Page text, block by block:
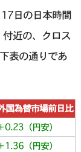
日の日本時間
近の、クロス
表の通りであ
国為替市場前日比
0.23（円安）
1.36（円安）